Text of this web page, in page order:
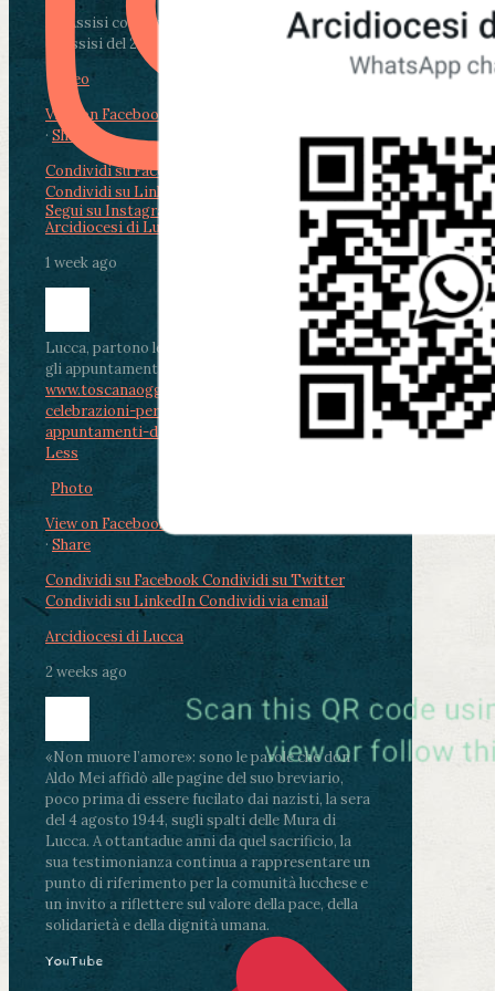
Da Assisi con i giovani per Celebrare il Perdono
di Assisi del 2 Ag...
Video
View on Facebook
· Share
Condividi su Facebook
Condividi su LinkedIn
Condividi via email
Arcidiocesi di Lucca
1 week ago
Lucca, partono le celebrazioni per don Aldo Mei:
gli appuntamenti dal 2 al 4 agosto
www.toscanaoggi.it/lucca-partono-le-
celebrazioni-per-don-aldo-mei-gli-
appuntamenti-dal-2-al-4-ago...
See MoreSee
Less
Photo
View on Facebook
· Share
Condividi su FacebookCondividi su Twitter
Condividi su LinkedInCondividi via email
Arcidiocesi di Lucca
2 weeks ago
«Non muore l’amore»: sono le parole che don
Aldo Mei affidò alle pagine del suo breviario,
poco prima di essere fucilato dai nazisti, la sera
del 4 agosto 1944, sugli spalti delle Mura di
Lucca. A ottantadue anni da quel sacrificio, la
sua testimonianza continua a rappresentare un
punto di riferimento per la comunità lucchese e
un invito a riflettere sul valore della pace, della
solidarietà e della dignità umana.
Segui su Instagram
YouTube